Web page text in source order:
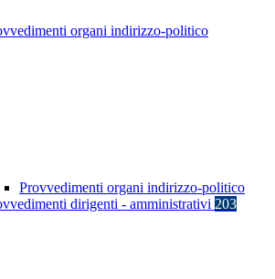
organi indirizzo-politico
Provvedimenti organi indirizzo-politico
dirigenti - amministrativi 203